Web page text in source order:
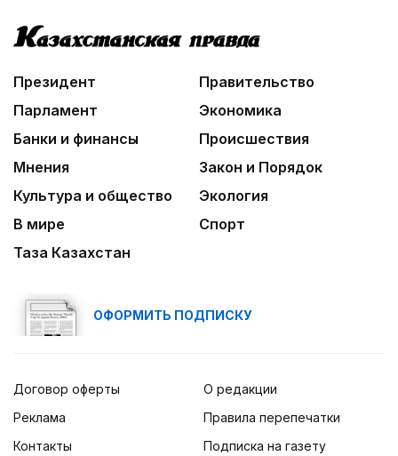
Президент
Правительство
Парламент
Экономика
Банки и финансы
Происшествия
Мнения
Закон и Порядок
Культура и общество
Экология
В мире
Спорт
Таза Казахстан
ОФОРМИТЬ ПОДПИСКУ
Договор оферты
Реклама
Контакты
О редакции
Правила перепечатки
Подписка на газету